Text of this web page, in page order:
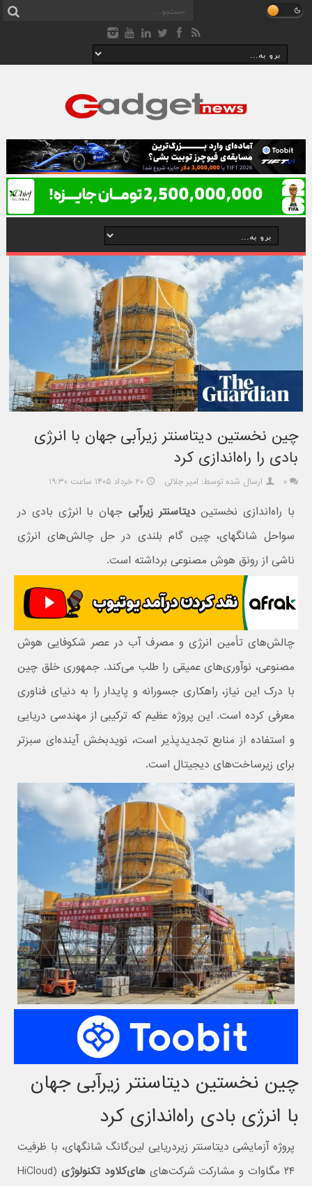
چین نخستین دیتاسنتر زیرآبی جهان با انرژی
بادی را راه‌اندازی کرد
۰ ارسال شده توسط: امیر جلالی ۲۰ خرداد ۱۴۰۵ ساعت ۱۹:۳۰
با راه‌اندازی نخستیندیتاسنتر زیرآبی جهان با انرژی بادی در
سواحل شانگهای، چین گام بلندی در حل چالش‌های انرژی
ناشی از رونق هوش مصنوعی برداشته است.
چالش‌های تأمین انرژی و مصرف آب در عصر شکوفایی هوش
مصنوعی، نوآوری‌های عمیقی را طلب می‌کند. جمهوری خلق چین
با درک این نیاز، راهکاری جسورانه و پایدار را به دنیای فناوری
معرفی کرده است. این پروژه عظیم که ترکیبی از مهندسی دریایی
و استفاده از منابع تجدیدپذیر است، نویدبخش آینده‌ای سبزتر
برای زیرساخت‌های دیجیتال است.
چین نخستین دیتاسنتر زیرآبی جهان
با انرژی بادی راه‌اندازی کرد
پروژه آزمایشی دیتاسنتر زیردریایی لین‌گانگ شانگهای، با ظرفیت
۲۴ مگاوات و مشارکت شرکت‌های
های‌کلاود تکنولوژی (HiCloud